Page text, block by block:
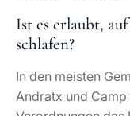
Südwesten
Camp de Mar mit
Golfplatz Golf de
Golfresidenzen